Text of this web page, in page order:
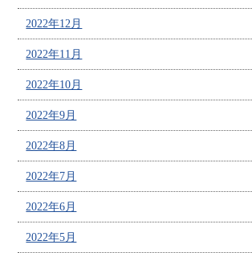
2022年12月
2022年11月
2022年10月
2022年9月
2022年8月
2022年7月
2022年6月
2022年5月